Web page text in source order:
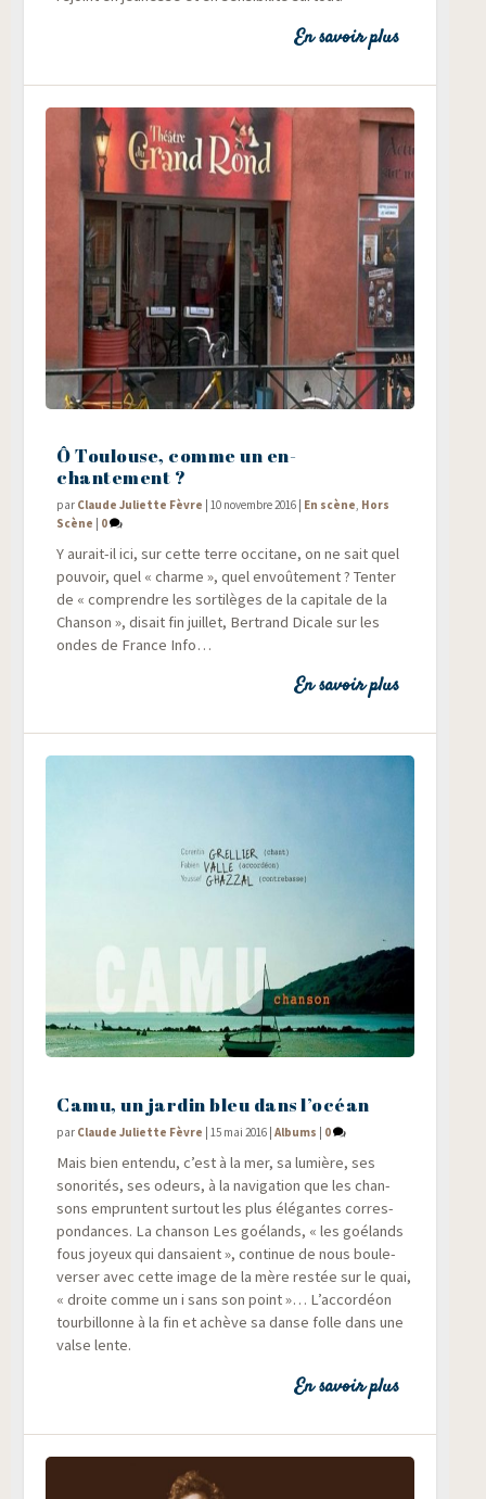
En savoir plus
Ô Toulouse, comme un en-
chantement ?
par Claude Juliette Fèvre | 10 novembre 2016 | En scène Hors
Scène | 0
Y aurait-il ici, sur cette terre occi­tane, on ne sait quel
pou­voir, quel « charme », quel envoû­te­ment ? Ten­ter
de « com­prendre les sor­ti­lèges de la capi­tale de la
Chan­son », disait fin juillet, Ber­trand Dicale sur les
ondes de France Info…
En savoir plus
Camu, un jardin bleu dans l’océan
par Claude Juliette Fèvre |15 mai 2016 |Albums 0
Mais bien enten­du, c’est à la mer, sa lumière, ses
sono­ri­tés, ses odeurs, à la navi­ga­tion que les chan­
sons empruntent sur­tout les plus élé­gantes cor­res­
pon­dances. La chan­son Les goé­lands, « les goé­lands
fous joyeux qui dan­saient », conti­nue de nous bou­le­
ver­ser avec cette image de la mère res­tée sur le quai,
« droite comme un i sans son point »… L’accordéon
tour­billonne à la fin et achève sa danse folle dans une
valse lente.
En savoir plus